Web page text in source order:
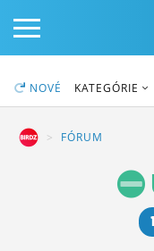
PRIHLÁS
NOVÉ KATEGÓRIE
FÓRUM
1